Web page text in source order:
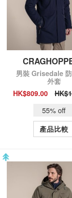
QUICK
男裝 Grisedale
外套
HK$809.00
55% off
產品比較